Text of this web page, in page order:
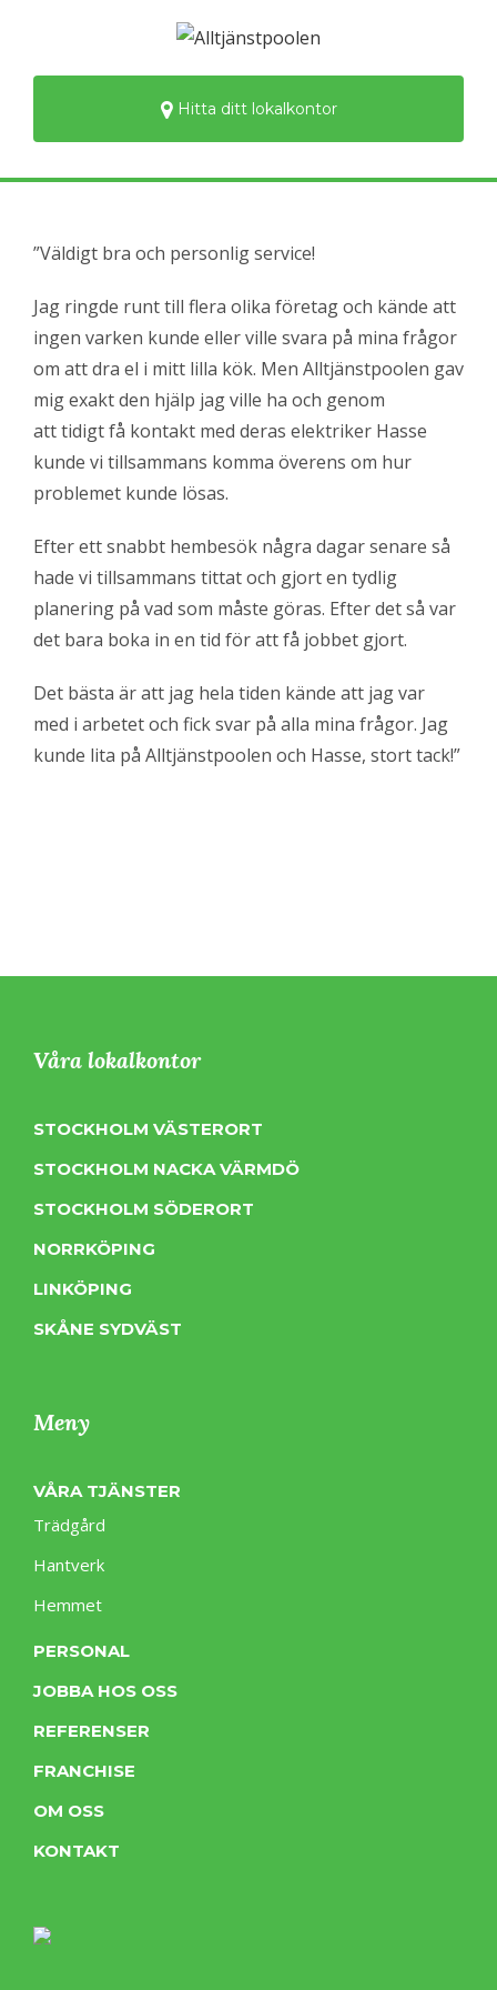
Hitta ditt lokalkontor
”Väldigt bra och personlig service!
Jag ringde runt till flera olika företag och kände att
ingen varken kunde eller ville svara på mina frågor
om att dra el i mitt lilla kök. Men Alltjänstpoolen gav
mig exakt den hjälp jag ville ha och genom
att tidigt få kontakt med deras elektriker Hasse
kunde vi tillsammans komma överens om hur
problemet kunde lösas.
Efter ett snabbt hembesök några dagar senare så
hade vi tillsammans tittat och gjort en tydlig
planering på vad som måste göras. Efter det så var
det bara boka in en tid för att få jobbet gjort.
Det bästa är att jag hela tiden kände att jag var
med i arbetet och fick svar på alla mina frågor. Jag
kunde lita på Alltjänstpoolen och Hasse, stort tack!”
Våra lokalkontor
STOCKHOLM VÄSTERORT
STOCKHOLM NACKA VÄRMDÖ
STOCKHOLM SÖDERORT
NORRKÖPING
LINKÖPING
SKÅNE SYDVÄST
Meny
VÅRA TJÄNSTER
Trädgård
Hantverk
Hemmet
PERSONAL
JOBBA HOS OSS
REFERENSER
FRANCHISE
OM OSS
KONTAKT